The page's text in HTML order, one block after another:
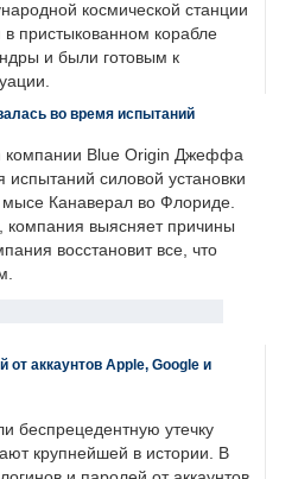
космической станции
пристыкованном корабле
и были готовым к
во время испытаний
компании Blue Origin Джеффа
испытаний силовой установки
мысе Канаверал во Флориде.
выясняет причины
восстановит все, что
от аккаунтов Apple, Google и
беспрецедентную утечку
крупнейшей в истории. В